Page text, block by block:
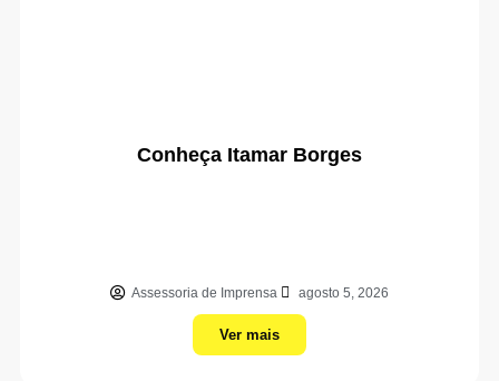
Conheça Itamar Borges
Assessoria de Imprensa agosto 5, 2026
Ver mais